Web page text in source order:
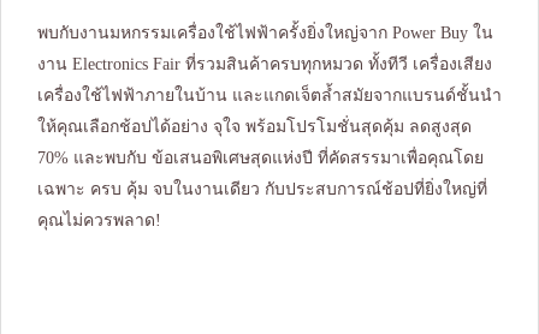
พบกับงานมหกรรมเครื่องใช้ไฟฟ้าครั้งยิ่งใหญ่จาก Power Buy ใน
งาน Electronics Fair ที่รวมสินค้าครบทุกหมวด ทั้งทีวี เครื่องเสียง
เครื่องใช้ไฟฟ้าภายในบ้าน และแกดเจ็ตล้ำสมัยจากแบรนด์ชั้นนำ
ให้คุณเลือกช้อปได้อย่าง จุใจ พร้อมโปรโมชั่นสุดคุ้ม ลดสูงสุด
70% และพบกับ ข้อเสนอพิเศษสุดแห่งปี ที่คัดสรรมาเพื่อคุณโดย
เฉพาะ ครบ คุ้ม จบในงานเดียว กับประสบการณ์ช้อปที่ยิ่งใหญ่ที่
คุณไม่ควรพลาด!